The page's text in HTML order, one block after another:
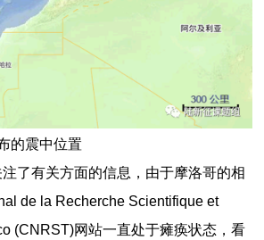
的震中位置
了有关方面的信息，由于摩洛哥的相
de la Recherche Scientifique et
(CNRST)网站一直处于瘫痪状态，看